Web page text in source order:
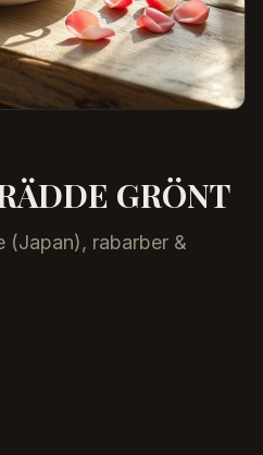
GRÖNT
(Japan), rabarber &